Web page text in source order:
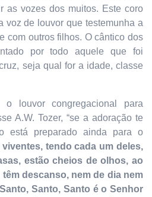
as vozes dos muitos. Este coro
voz de louvor que testemunha a
com outros filhos. O cântico dos
por todo aquele que foi
seja qual for a idade, classe
louvor congregacional para
A.W. Tozer, “se a adoração te
está preparado ainda para o
tendo cada um deles,
estão cheios de olhos, ao
descanso, nem de dia nem
Santo, Santo é o Senhor